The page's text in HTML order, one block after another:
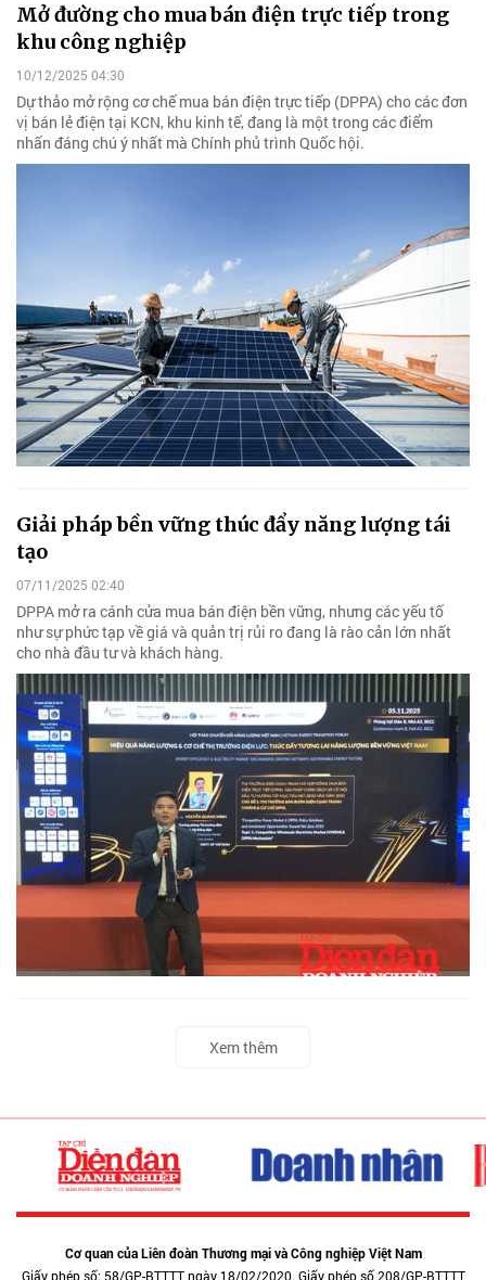
Mở đường cho mua bán điện trực tiếp trong
khu công nghiệp
10/12/2025 04:30
Dự thảo mở rộng cơ chế mua bán điện trực tiếp (DPPA) cho các đơn
vị bán lẻ điện tại KCN, khu kinh tế, đang là một trong các điểm
nhấn đáng chú ý nhất mà Chính phủ trình Quốc hội.
Giải pháp bền vững thúc đẩy năng lượng tái
tạo
07/11/2025 02:40
DPPA mở ra cánh cửa mua bán điện bền vững, nhưng các yếu tố
như sự phức tạp về giá và quản trị rủi ro đang là rào cản lớn nhất
cho nhà đầu tư và khách hàng.
Xem thêm
Cơ quan của Liên đoàn Thương mại và Công nghiệp Việt Nam
Giấy phép số: 58/GP-BTTTT ngày 18/02/2020. Giấy phép số 208/GP-BTTTT